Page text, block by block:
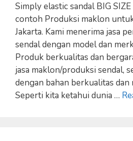
Simply elastic sandal BIG
contoh Produksi maklon
Jakarta. Kami menerima jasa
sendal dengan model dan
Produk berkualitas dan
jasa maklon/produksi sendal,
dengan bahan berkualitas dan
Seperti kita ketahui dunia …